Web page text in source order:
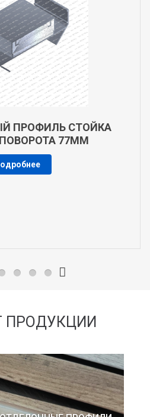
ПРОФИЛЬ СТОЙКА
77ММ
ПРОДУКЦИИ